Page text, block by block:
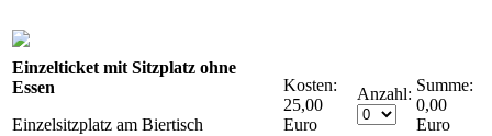
Einzelticket mit Sitzplatz ohne
Essen
Einzelsitzplatz am Biertisch
Kosten:
25,00
Euro
Anzahl:
0,00
Euro